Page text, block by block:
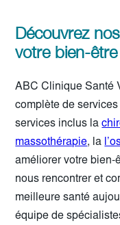
Découvrez
votre bien-être
ABC Clinique Santé
complète de
services inclus la
massothérapie, la
améliorer votre bien-
nous rencontrer et
meilleure santé
équipe de